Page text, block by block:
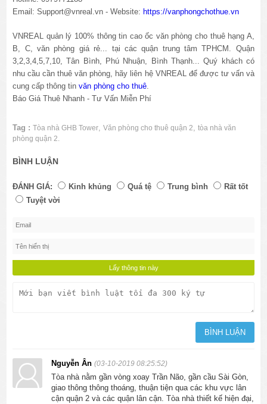
Email: Support@vnreal.vn - Website: https://vanphongchothue.vn
VNREAL quản lý 100% thông tin cao ốc văn phòng cho thuê hạng A,
B, C, văn phòng giá rẻ... tại các quận trung tâm TPHCM. Quận
3,2,3,4,5,7,10, Tân Bình, Phú Nhuận, Bình Thạnh... Quý khách có
nhu cầu cần thuê văn phòng, hãy liên hệ VNREAL để được tư vấn và
cung cấp thông tinvăn phòng cho thuê.
Báo Giá Thuê Nhanh - Tư Vấn Miễn Phí
Tag : Tòa nhà GHB Tower,Văn phòng cho thuê quận 2,tòa nhà văn
phòng quận 2.
BÌNH LUẬN
ĐÁNH GIÁ: Kinh khủng Quá tệ Trung bình
Rất tốt
Tuyệt vời
Nguyễn Ân(03-10-2019 08:25:52)
Tòa nhà nằm gần vòng xoay Trần Não, gần cầu Sài Gòn,
giao thông thông thoáng, thuận tiện qua các khu vực lân
cận quận 2 và các quận lân cận. Tòa nhà thiết kế hiện đại,